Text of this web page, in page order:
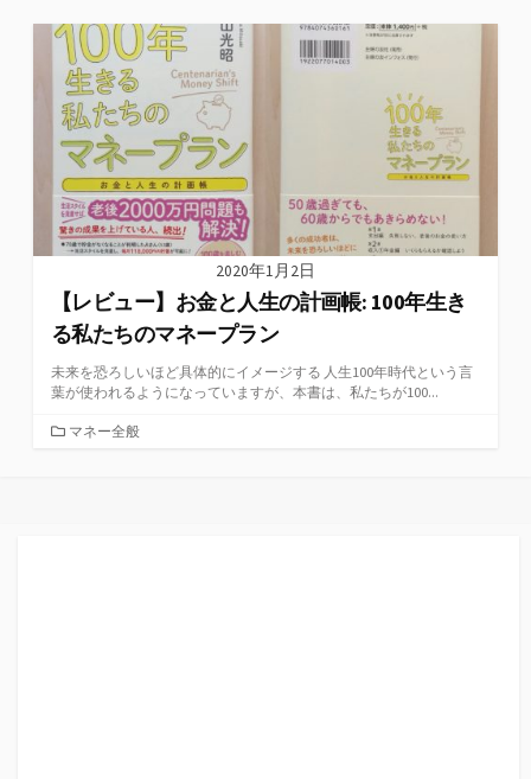
ゴ
リ
ー
2020年1月2日
【レビュー】お金と人生の計画帳: 100年生き
る私たちのマネープラン
未来を恐ろしいほど具体的にイメージする 人生100年時代という言
葉が使われるようになっていますが、本書は、私たちが100...
カマネー全般